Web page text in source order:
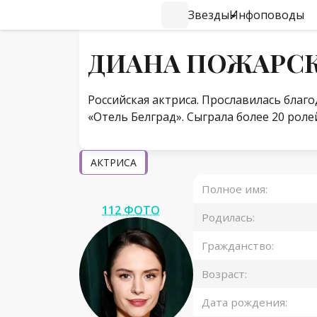
#Навигация по странице
ЗвездыИнфоповоды
ДИАНА
Российская актриса. Прославилась
«Отель Белград». Сыграла более 20
АКТРИСА
112 ФОТО
Полное имя:
Родилась:
Гражданство:
Возраст:
Дата рождения: